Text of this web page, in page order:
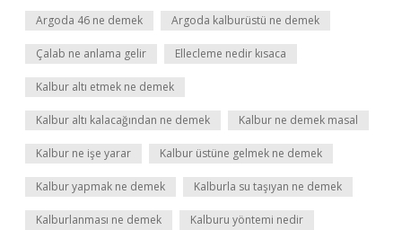
Argoda 46 ne demek Argoda kalburüstü ne demek
Çalab ne anlama gelir Ellecleme nedir kısaca
Kalbur altı etmek ne demek
Kalbur altı kalacağından ne demek Kalbur ne demek masal
Kalbur ne işe yarar Kalbur üstüne gelmek ne demek
Kalbur yapmak ne demek Kalburla su taşıyan ne demek
Kalburlanması ne demek Kalburu yöntemi nedir